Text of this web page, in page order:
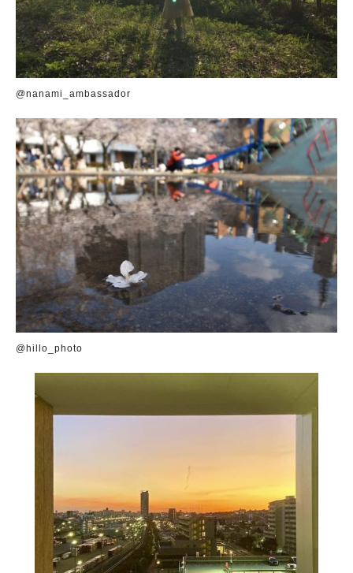
@nanami_ambassador
@hillo_photo